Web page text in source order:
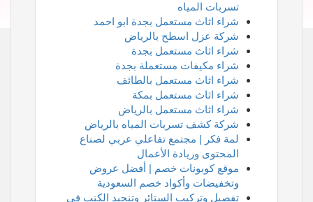
تسربات المياه
شراء اثاث مستعمل بجدة ابو احمد
شركة عزل اسطح بالرياض
شراء اثاث مستعمل بجدة
شراء مكيفات مستعملة بجدة
شراء اثاث مستعمل بالطائف
شراء اثاث مستعمل بمكة
شراء اثاث مستعمل بالرياض
شركة كشف تسربات المياه بالرياض
لمة فكر | مجتمع تفاعلي عربي لصناع
المحتوى وريادة الأعمال
موقع كوبونات خصم | أفضل عروض
وتخفيضات وأكواد خصم السعودية
تفصيل وتركيب الستائر وتنجيد الكنب في